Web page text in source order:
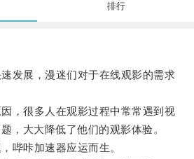
排行
展，漫迷们对于在线观影的需求
很多人在观影过程中常常遇到视
，大大降低了他们的观影体验。
咔加速器应运而生。